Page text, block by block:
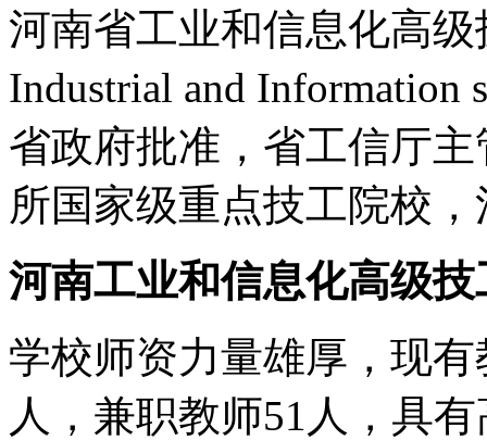
河南省工业和信息化高级
Industrial and Information
省政府批准，省工信厅
所国家级重点技工院校
河南工业和信息化高级
学校师资力量雄厚，现
人，兼职教师51人，具